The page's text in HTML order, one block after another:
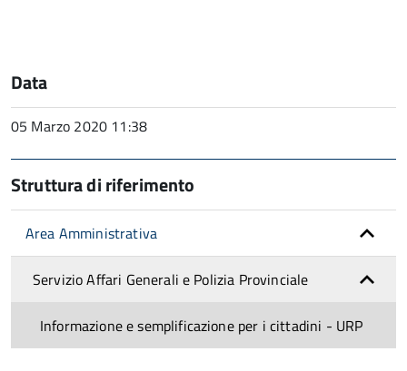
Data
05 Marzo 2020 11:38
Struttura di riferimento
Area Amministrativa
Servizio Affari Generali e Polizia Provinciale
Informazione e semplificazione per i cittadini - URP